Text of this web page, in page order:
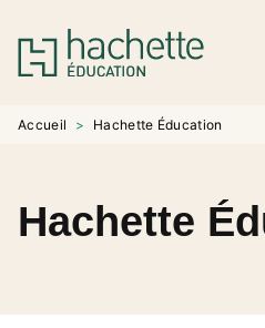
MENU RECHERCHE
PIED DE PAGE
Accueil > Hachette Éducation
Hachette